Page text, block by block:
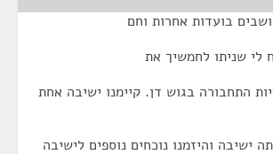
בועדות אחרות וחם
לי שניתו לחמשיך את
התחבורה בגוש דן. קיימנו ישיבה אחת
ישיבה והיזמנו נוכחים נוספים לישיבה